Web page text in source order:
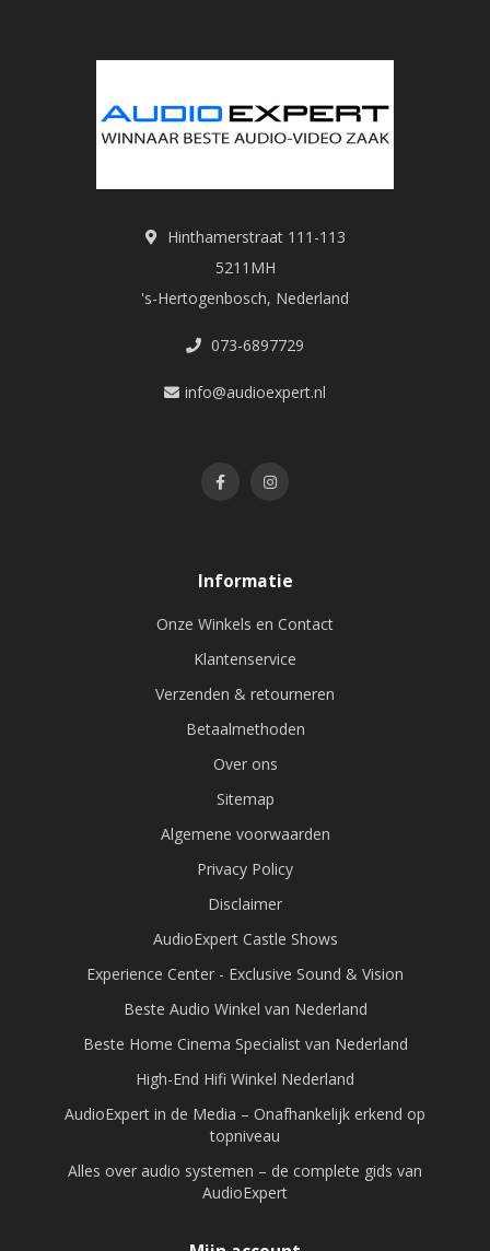
Hinthamerstraat 111-113
5211MH
's-Hertogenbosch, Nederland
073-6897729
info@audioexpert.nl
Informatie
Onze Winkels en Contact
Klantenservice
Verzenden & retourneren
Betaalmethoden
Over ons
Sitemap
Algemene voorwaarden
Privacy Policy
Disclaimer
AudioExpert Castle Shows
Experience Center - Exclusive Sound & Vision
Beste Audio Winkel van Nederland
Beste Home Cinema Specialist van Nederland
High-End Hifi Winkel Nederland
AudioExpert in de Media – Onafhankelijk erkend op
topniveau
Alles over audio systemen – de complete gids van
AudioExpert